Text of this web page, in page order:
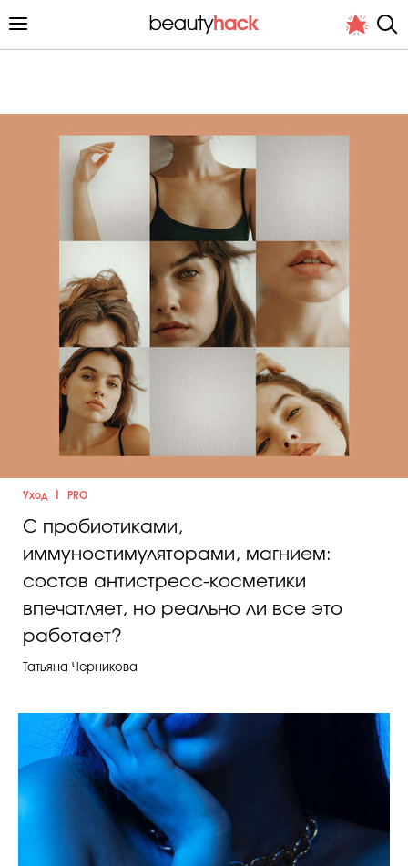
Личный опыт
Стиль жизни
Подиум
Хит недели от стилиста
Снимает и тестирует редакция
Косметичка профи
Вопрос эксперту
Папа может
Худеем правильно
Бьютихакер / Мама-хакер
Выбор визажистов
Полиция красоты
Хит недели от визажиста
Уход PRO
С пробиотиками,
иммуностимуляторами, магнием:
состав антистресс-косметики
впечатляет, но реально ли все это
работает?
Татьяна Черникова